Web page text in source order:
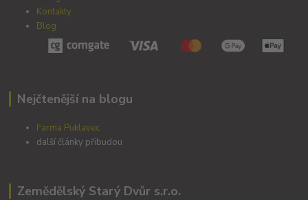
Kontakty
Blog
Nejčtenější na blogu
Farma Puklavec
další články přibudou
Zemědělský Starý Dvůr s.r.o.